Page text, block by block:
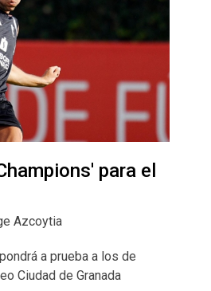
para el
Azcoytia
a prueba a los de
Ciudad de Granada